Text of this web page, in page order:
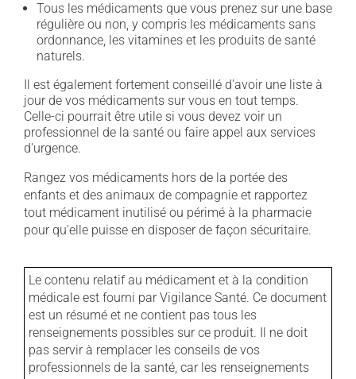
Tous les médicaments que vous prenez sur une base
régulière ou non, y compris les médicaments sans
ordonnance, les vitamines et les produits de santé
naturels.
Il est également fortement conseillé d'avoir une liste à
jour de vos médicaments sur vous en tout temps.
Celle-ci pourrait être utile si vous devez voir un
professionnel de la santé ou faire appel aux services
d'urgence.
Rangez vos médicaments hors de la portée des
enfants et des animaux de compagnie et rapportez
tout médicament inutilisé ou périmé à la pharmacie
pour qu'elle puisse en disposer de façon sécuritaire.
Le contenu relatif au médicament et à la condition
médicale est fourni par Vigilance Santé. Ce document
est un résumé et ne contient pas tous les
renseignements possibles sur ce produit. Il ne doit
pas servir à remplacer les conseils de vos
professionnels de la santé, car les renseignements